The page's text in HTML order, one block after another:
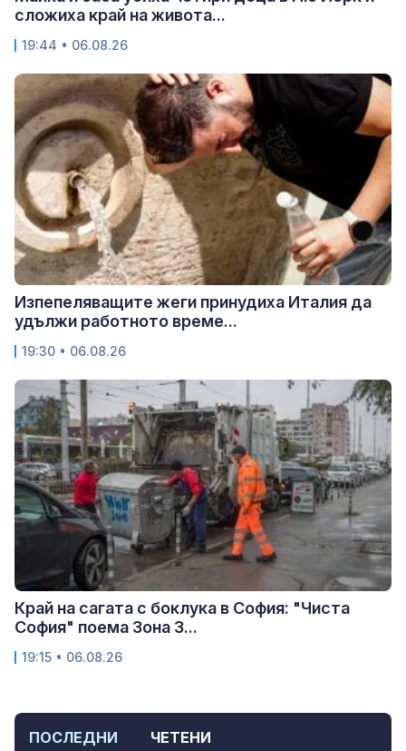
ПОСЛЕДНИ ЧЕТЕНИ
сложиха край на живота...
19:44 • 06.08.26
Изпепеляващите жеги принудиха Италия да
удължи работното време...
19:30 • 06.08.26
Край на сагата с боклука в София: "Чиста
София" поема Зона 3...
19:15 • 06.08.26